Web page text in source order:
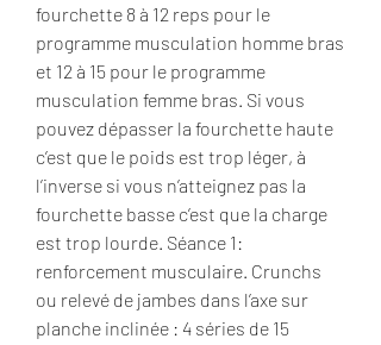
fourchette 8 à 12 reps pour le
programme musculation homme bras
et 12 à 15 pour le programme
musculation femme bras. Si vous
pouvez dépasser la fourchette haute
c’est que le poids est trop léger, à
l’inverse si vous n’atteignez pas la
fourchette basse c’est que la charge
est trop lourde. Séance 1:
renforcement musculaire. Crunchs
ou relevé de jambes dans l’axe sur
planche inclinée : 4 séries de 15